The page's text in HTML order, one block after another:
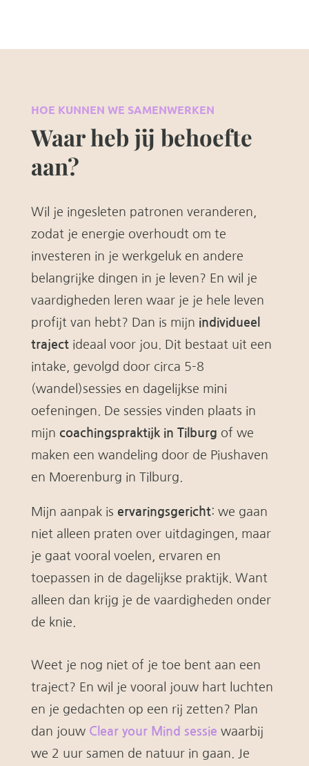
HOE KUNNEN WE SAMENWERKEN
Waar heb jij behoefte
aan?
Wil je ingesleten patronen veranderen,
zodat je energie overhoudt om te
investeren in je werkgeluk en andere
belangrijke dingen in je leven? En wil je
vaardigheden leren waar je je hele leven
profijt van hebt? Dan is mijn individueel
traject ideaal voor jou. Dit bestaat uit een
intake, gevolgd door circa 5-8
(wandel)sessies en dagelijkse mini
oefeningen. De sessies vinden plaats in
mijn coachingspraktijk in Tilburg of we
maken een wandeling door de Piushaven
en Moerenburg in Tilburg.
Mijn aanpak is ervaringsgericht: we gaan
niet alleen praten over uitdagingen, maar
je gaat vooral voelen, ervaren en
toepassen in de dagelijkse praktijk. Want
alleen dan krijg je de vaardigheden onder
de knie.
Weet je nog niet of je toe bent aan een
traject? En wil je vooral jouw hart luchten
en je gedachten op een rij zetten? Plan
dan jouw Clear your Mind sessie waarbij
we 2 uur samen de natuur in gaan. Je